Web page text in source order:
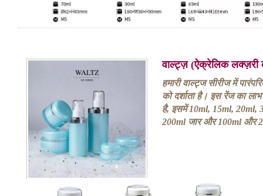
वाल्ट्ज़ (ऐक्रेलिक
हमारी वाल्ट्ज सीरीज में
को दर्शाता है। इस रेंज का
है, इसमें 10ml, 15ml, 20ml,
200ml जार और 100ml और